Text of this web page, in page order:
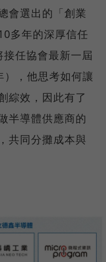
會選出的「創業
多年的深厚信任
任協會最新一屆
，他思考如何讓
綜效，因此有了
半導體供應商的
共同分攤成本與